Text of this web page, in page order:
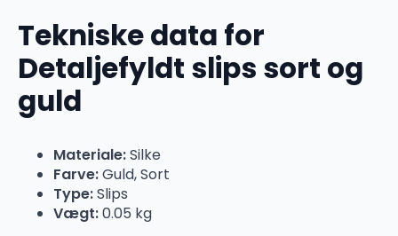
Tekniske data for
Detaljefyldt slips sort og
guld
Materiale:Silke
Farve:Guld, Sort
Type:Slips
Vægt:0.05 kg